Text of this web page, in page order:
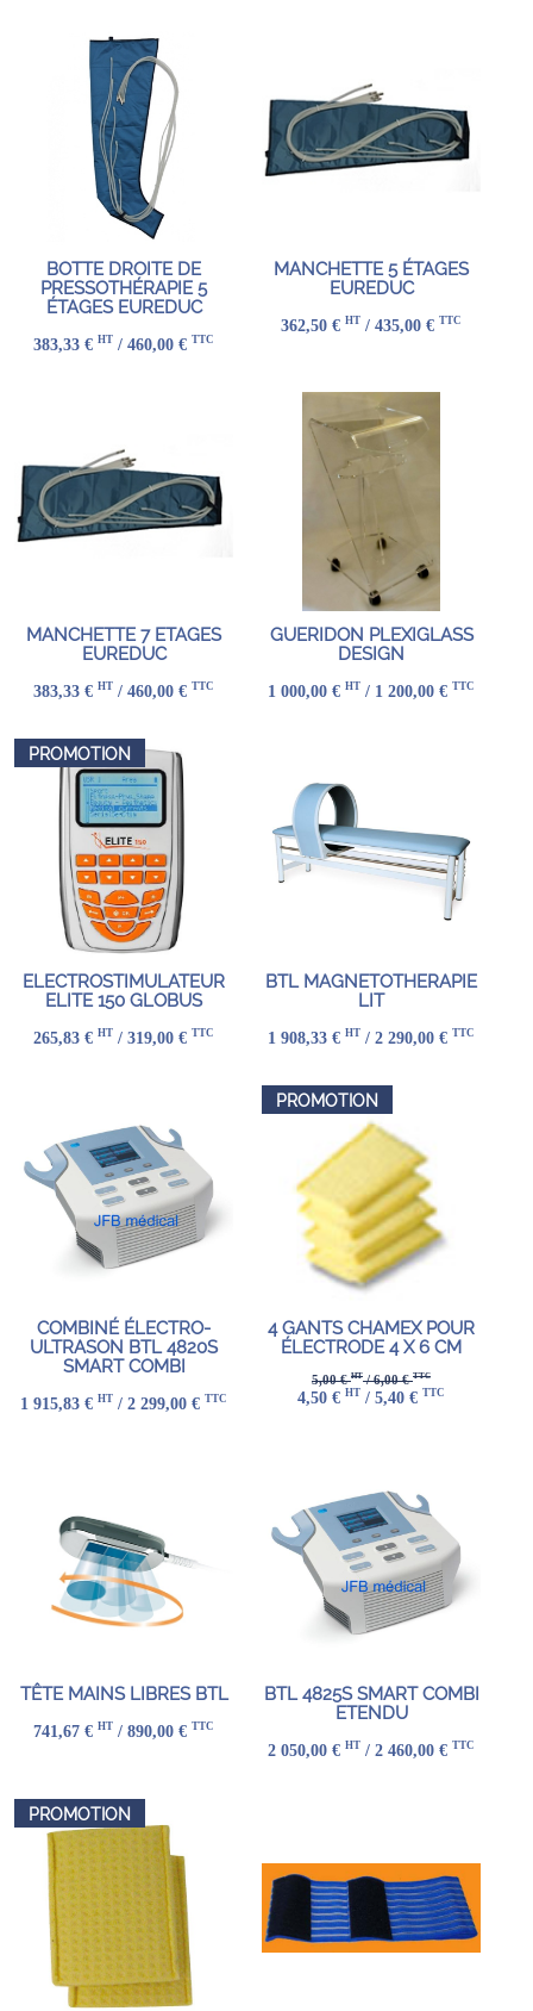
BOTTE DROITE DE
PRESSOTHÉRAPIE 5
ÉTAGES EUREDUC
383,33 € HT / 460,00 € TTC
MANCHETTE 5 ÉTAGES
EUREDUC
362,50 € HT / 435,00 € TTC
MANCHETTE 7 ETAGES
EUREDUC
383,33 € HT / 460,00 € TTC
GUERIDON PLEXIGLASS
DESIGN
1 000,00 € HT / 1 200,00 € TTC
PROMOTION
ELECTROSTIMULATEUR
ELITE 150 GLOBUS
265,83 € HT / 319,00 € TTC
BTL MAGNETOTHERAPIE
LIT
1 908,33 € HT / 2 290,00 € TTC
COMBINÉ ÉLECTRO-
ULTRASON BTL 4820S
SMART COMBI
1 915,83 € HT / 2 299,00 € TTC
PROMOTION
4 GANTS CHAMEX POUR
ÉLECTRODE 4 X 6 CM
5,00 €HT/ 6,00 €TTC
4,50 € HT / 5,40 € TTC
TÊTE MAINS LIBRES BTL
741,67 € HT / 890,00 € TTC
BTL 4825S SMART COMBI
ETENDU
2 050,00 € HT / 2 460,00 € TTC
PROMOTION